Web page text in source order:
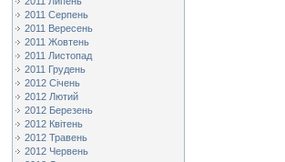
2011 Серпень
2011 Вересень
2011 Жовтень
2011 Листопад
2011 Грудень
2012 Січень
2012 Лютий
2012 Березень
2012 Квітень
2012 Травень
2012 Червень